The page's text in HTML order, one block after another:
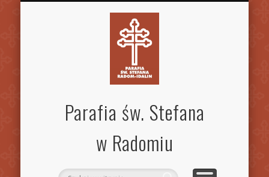
Parafia św. Stefana
w Radomiu